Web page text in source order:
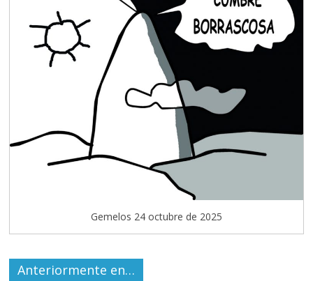
Gemelos 24 octubre de 2025
Anteriormente en…